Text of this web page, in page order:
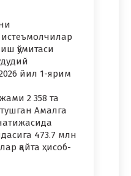
қўмитаси
йил 1-ярим
2 358 та
Амалга
473.7 млн
қайта ҳисоб-